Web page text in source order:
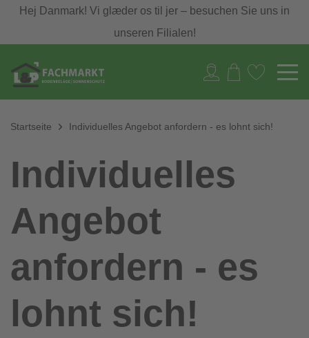
Hej Danmark! Vi glæder os til jer – besuchen Sie uns in
unseren Filialen!
Startseite Individuelles Angebot anfordern - es lohnt sich!
Individuelles
Angebot
anfordern - es
lohnt sich!